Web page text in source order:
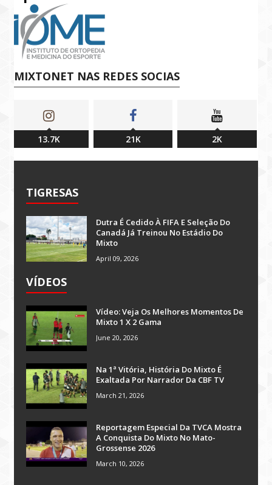
MIXTONET NAS REDES SOCIAS
13.7K 21K 2K
TIGRESAS
Dutra É Cedido À FIFA E Seleção Do
Canadá Já Treinou No Estádio Do
Mixto
April 09, 2026
VÍDEOS
Vídeo: Veja Os Melhores Momentos De
Mixto 1 X 2 Gama
June 20, 2026
Na 1ª Vitória, História Do Mixto É
Exaltada Por Narrador Da CBF TV
March 21, 2026
Reportagem Especial Da TVCA Mostra
A Conquista Do Mixto No Mato-
Grossense 2026
March 10, 2026